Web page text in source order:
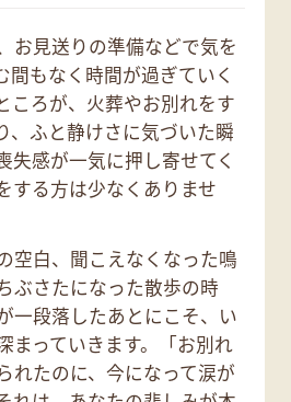
お見送りの準備などで気を
間もなく時間が過ぎていく
ころが、火葬やお別れをす
、ふと静けさに気づいた瞬
失感が一気に押し寄せてく
る方は少なくありませ
空白、聞こえなくなった鳴
ぶさたになった散歩の時
一段落したあとにこそ、い
まっていきます。「お別れ
れたのに、今になって涙が